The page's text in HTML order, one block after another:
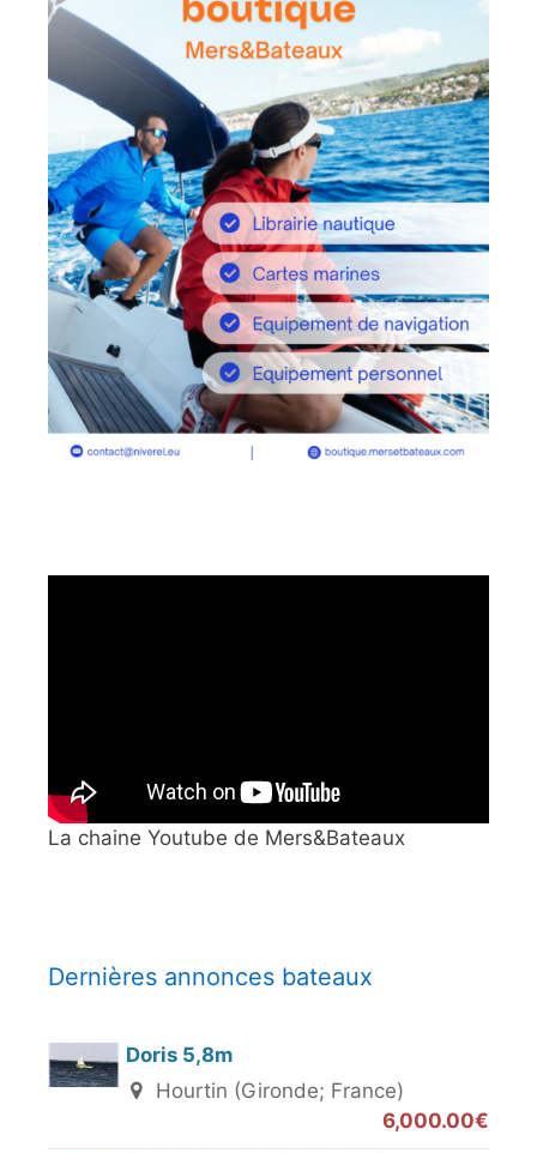
La chaine Youtube de Mers&Bateaux
Dernières annonces bateaux
Doris 5,8m
Hourtin (Gironde; France)
6,000.00€